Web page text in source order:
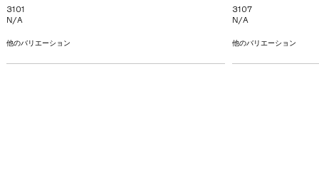
3101
N/A
他のバリエーション
3107
N/A
他のバリエーション